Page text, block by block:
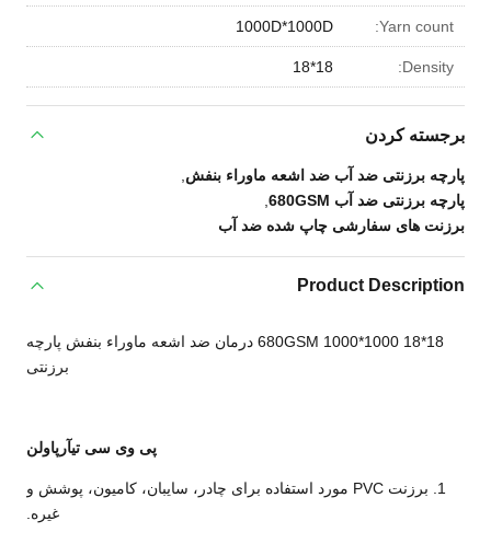
Yarn count:
1000D*1000D
Density:
18*18
برجسته کردن
پارچه برزنتی ضد آب ضد اشعه ماوراء بنفش
پارچه برزنتی ضد آب 680GSM
برزنت های سفارشی چاپ شده ضد آب
Product Description
680GSM 1000*1000 18*18 درمان ضد اشعه ماوراء بنفش پارچه
برزنتی
پی وی سی تیآرپاولن
1. برزنت PVC مورد استفاده برای چادر، سایبان، کامیون، پوشش و
غیره.